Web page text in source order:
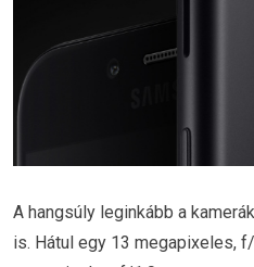
A hangsúly leginkább a
is. Hátul egy 13 megapixeles,